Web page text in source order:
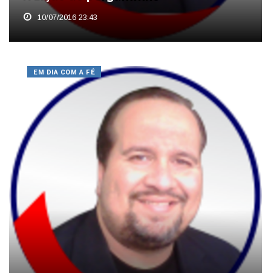
10/07/2016 23:43
EM DIA COM A FÉ